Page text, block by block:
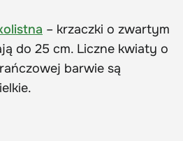
– krzaczki o zwartym
do 25 cm. Liczne kwiaty o
barwie są